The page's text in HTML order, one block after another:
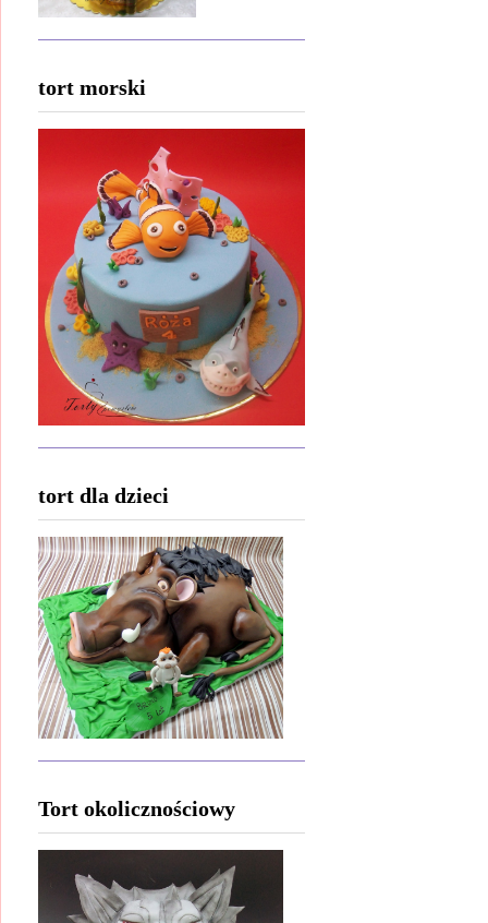
tort morski
tort dla dzieci
Tort okolicznościowy